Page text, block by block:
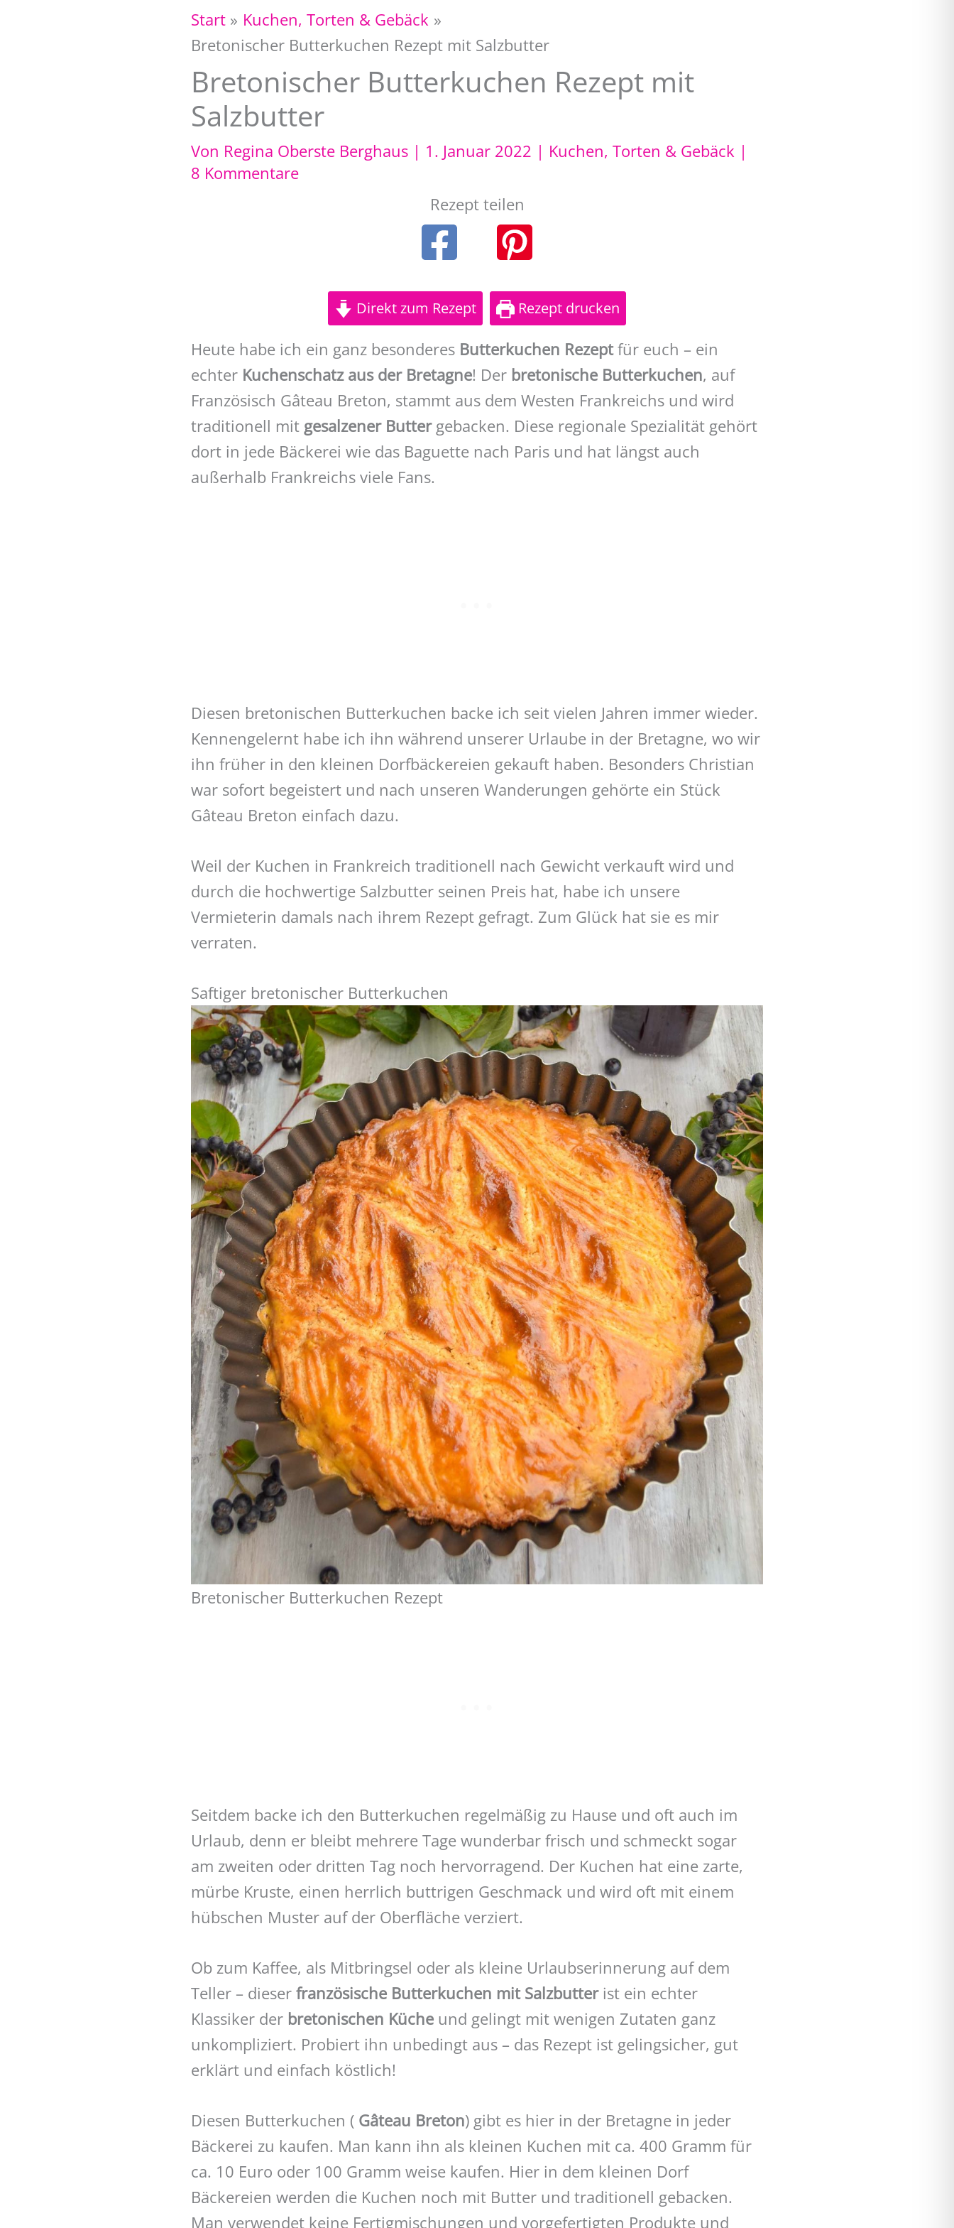
Start
Kuchen, Torten & Gebäck
Bretonischer Butterkuchen Rezept mit Salzbutter
Bretonischer Butterkuchen Rezept mit
Salzbutter
Von Regina Oberste Berghaus | 1. Januar 2022 | Kuchen, Torten & Gebäck|
8 Kommentare
Rezept teilen
Direkt zum Rezept Rezept drucken
Heute habe ich ein ganz besonderes Butterkuchen Rezeptfür euch – ein
echter Kuchenschatz aus der Bretagne! Der bretonische Butterkuchen, auf
Französisch Gâteau Breton, stammt aus dem Westen Frankreichs und wird
traditionell mit gesalzener Buttergebacken. Diese regionale Spezialität gehört
dort in jede Bäckerei wie das Baguette nach Paris und hat längst auch
außerhalb Frankreichs viele Fans.
Diesen bretonischen Butterkuchen backe ich seit vielen Jahren immer wieder.
Kennengelernt habe ich ihn während unserer Urlaube in der Bretagne, wo wir
ihn früher in den kleinen Dorfbäckereien gekauft haben. Besonders Christian
war sofort begeistert und nach unseren Wanderungen gehörte ein Stück
Gâteau Breton einfach dazu.
Weil der Kuchen in Frankreich traditionell nach Gewicht verkauft wird und
durch die hochwertige Salzbutter seinen Preis hat, habe ich unsere
Vermieterin damals nach ihrem Rezept gefragt. Zum Glück hat sie es mir
verraten.
Saftiger bretonischer Butterkuchen
Bretonischer Butterkuchen Rezept
Seitdem backe ich den Butterkuchen regelmäßig zu Hause und oft auch im
Urlaub, denn er bleibt mehrere Tage wunderbar frisch und schmeckt sogar
am zweiten oder dritten Tag noch hervorragend. Der Kuchen hat eine zarte,
mürbe Kruste, einen herrlich buttrigen Geschmack und wird oft mit einem
hübschen Muster auf der Oberfläche verziert.
Ob zum Kaffee, als Mitbringsel oder als kleine Urlaubserinnerung auf dem
Teller – dieser französische Butterkuchen mit Salzbutterist ein echter
Klassiker der bretonischen Kücheund gelingt mit wenigen Zutaten ganz
unkompliziert. Probiert ihn unbedingt aus – das Rezept ist gelingsicher, gut
erklärt und einfach köstlich!
Diesen Butterkuchen ( Gâteau Breton) gibt es hier in der Bretagne in jeder
Bäckerei zu kaufen. Man kann ihn als kleinen Kuchen mit ca. 400 Gramm für
ca. 10 Euro oder 100 Gramm weise kaufen. Hier in dem kleinen Dorf
Bäckereien werden die Kuchen noch mit Butter und traditionell gebacken.
Man verwendet keine Fertigmischungen und vorgefertigten Produkte und